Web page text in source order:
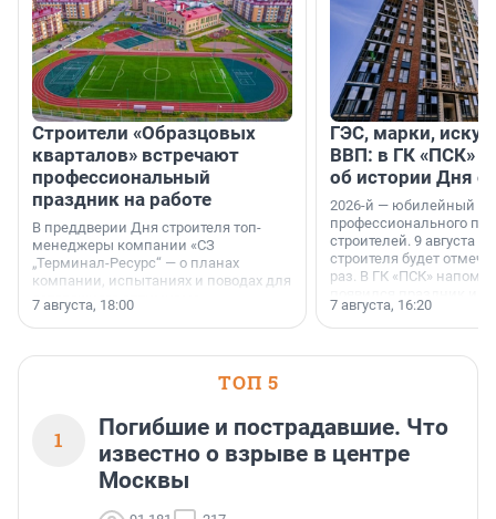
Строители «Образцовых
кварталов» встречают
профессиональный
праздник на работе
В преддверии Дня строителя топ-
менеджеры компании «СЗ
„Терминал-Ресурс“ — о планах
компании, испытаниях и поводах для
осторожного оптимизма.
7 августа, 18:00
ГЭС, марки,
ВВП: в ГК «ПСК»
об истории Дня
2026-й — юбилейный
профессионального
строителей. 9 августа
строителя будет
раз. В ГК «ПСК»
поменялась роль
7 августа, 16:20
ТОП 5
1
Погибшие и пострадавшие. Что
известно о взрыве в центре
Москвы